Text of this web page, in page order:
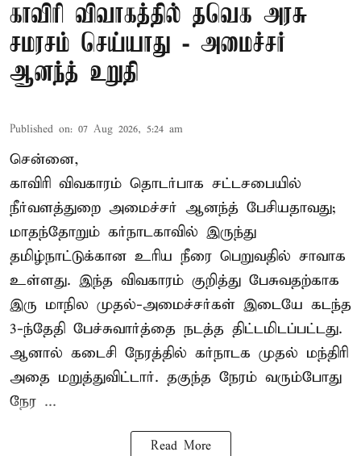
காவிரி விவாகத்தில் தவெக அரசு
சமரசம் செய்யாது - அமைச்சர்
ஆனந்த் உறுதி
Published on: 07 Aug 2026, 5:24 am
சென்னை,
காவிரி விவகாரம் தொடர்பாக சட்டசபையில்
நீர்வளத்துறை அமைச்சர் ஆனந்த் பேசியதாவது;
மாதந்தோறும் கர்நாடகாவில் இருந்து
தமிழ்நாட்டுக்கான உரிய நீரை பெறுவதில் சாவாக
உள்ளது. இந்த விவகாரம் குறித்து பேசுவதற்காக
இரு மாநில முதல்-அமைச்சர்கள் இடையே கடந்த
3-ந்தேதி பேச்சுவார்த்தை நடத்த திட்டமிடப்பட்டது.
ஆனால் கடைசி நேரத்தில் கர்நாடக முதல் மந்திரி
அதை மறுத்துவிட்டார். தகுந்த நேரம் வரும்போது
நேர ...
Read More